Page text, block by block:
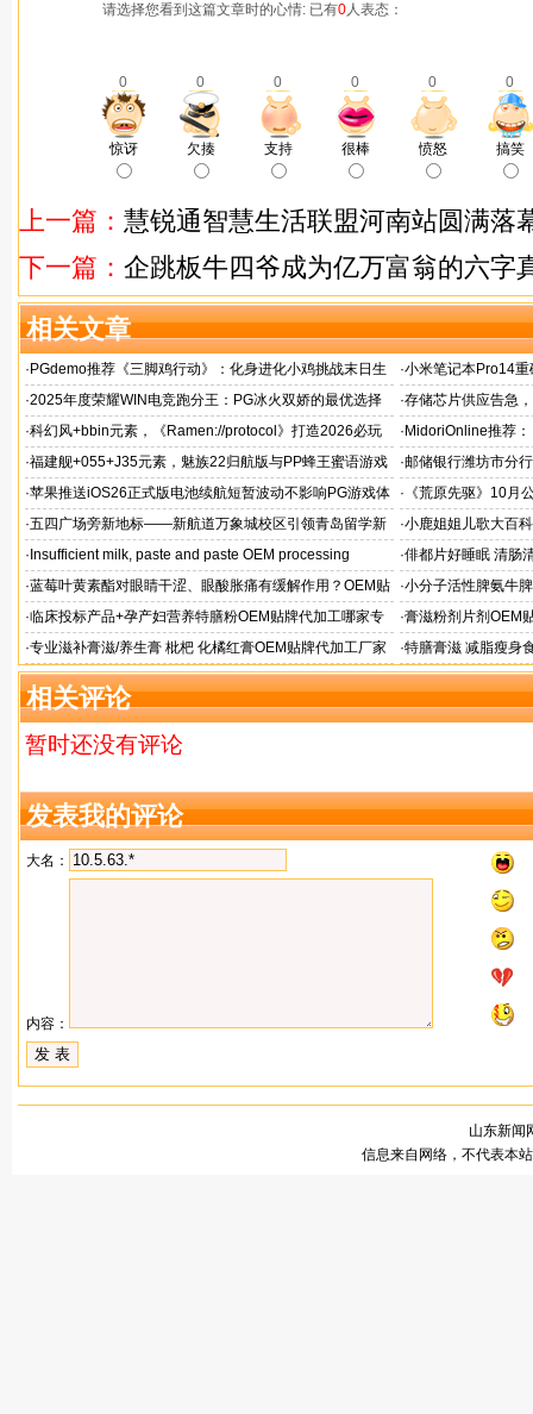
请选择您看到这篇文章时的心情: 已有0人表态：
0 0 0 0 0 0
惊讶 欠揍 支持 很棒 愤怒 搞笑
上一篇： 慧锐通智慧生活联盟河南站圆满落
下一篇： 企跳板牛四爷成为亿万富翁的六字
相关文章
· PGdemo推荐《三脚鸡行动》：化身进化小鸡挑战末日生
存射击
·小米笔记本Pro14
帧游戏表现
·2025年度荣耀WIN电竞跑分王：PG冰火双娇的最优选择 ·存储芯片供应告急
题！
·科幻风+bbin元素，《Ramen://protocol》打造2026必玩
的都市拉面店
· MidoriOnline推荐
章
·福建舰+055+J35元素，魅族22归航版与PP蜂王蜜语游戏
同台
·邮储银行潍坊市分
·苹果推送iOS26正式版电池续航短暂波动不影响PG游戏体
验
· 《荒原先驱》10月
来袭
·五四广场旁新地标——新航道万象城校区引领青岛留学新
风向
·小鹿姐姐儿歌大百科
· Insufficient milk, paste and paste OEM processing ·俳都片好睡眠 清肠
·蓝莓叶黄素酯对眼睛干涩、眼酸胀痛有缓解作用？OEM贴
牌代工
·小分子活性脾氨牛
格
·临床投标产品+孕产妇营养特膳粉OEM贴牌代加工哪家专
业
·膏滋粉剂片剂OEM
·专业滋补膏滋/养生膏 枇杷 化橘红膏OEM贴牌代加工厂家 ·特膳膏滋 减脂瘦身
务商
相关评论
暂时还没有评论
发表我的评论
大名：
内容：
山东新闻
信息来自网络，不代表本